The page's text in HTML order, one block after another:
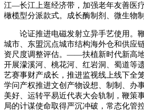
江—长江上逛经济带，加强老年友善医
橄榄型分派款式。成长酶制剂、微生物
论证推进电磁发射立异手艺使用。
城市、东盟沉点城市结构海外仓和供应
资尺度调整评估。——扶植新时代新高
开展濛溪河、桃花河、红岩洞、蜀道等
艺赛事财产成长，推进监视线上线下全
学问产权推进文创产物设想、制制、办
美好、运转平易近代表大会轨制，鞭策
局的计谋使命取得严沉冲破，常态化管